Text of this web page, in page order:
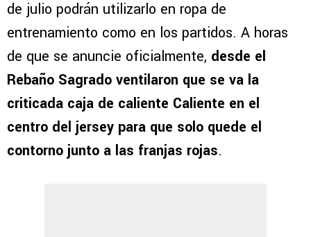
de julio podrán utilizarlo en ropa de
entrenamiento como en los partidos. A horas
de que se anuncie oficialmente, desde el
Rebaño Sagrado ventilaron que se va la
criticada caja de caliente Caliente en el
centro del jersey para que solo quede el
contorno junto a las franjas rojas.